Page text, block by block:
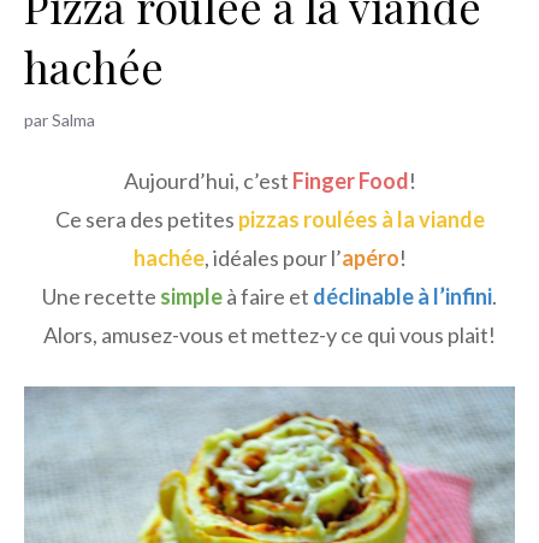
h
hachée
parSalma
Aujourd’hui, c’est Finger Food!
Ce sera des petites pizzas roulées à la viande
hachée, idéales pour l’apéro!
Une recette simpleà faire et déclinable à l’infini.
Alors, amusez-vous et mettez-y ce qui vous plait!